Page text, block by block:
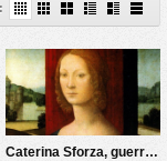
Caterina Sforza, guerriera e alchimista